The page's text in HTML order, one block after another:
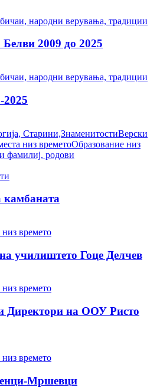
народни верувања, традиции
2009 до 2025
народни верувања, традиции
Старини,ЗнаменитостиВерски
низ времетоОбразование низ
фамилиј. родови
камбаната
времето
училиштето Гоце Делчев
времето
Директори на ООУ Ристо
времето
Мршевци